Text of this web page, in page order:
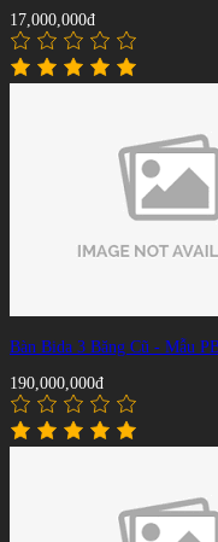
17,000,000đ
Bàn Bida 3 Băng Cũ - Mẫu
190,000,000đ